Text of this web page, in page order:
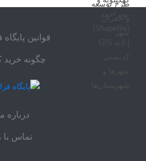
قوانین پایگاه
چگونه خرید
درباره
تماس با